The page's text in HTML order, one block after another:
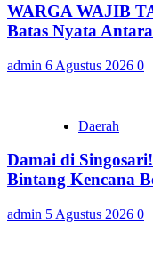
WARGA WAJIB
Batas Nyata
admin 6 Agustus 2026 0
Daerah
Damai di
Bintang Kencana
admin 5 Agustus 2026 0